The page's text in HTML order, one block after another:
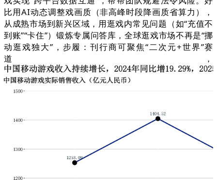
比用AI动态调整戏画质（非高峰时段降画质省算力），
从成熟市场到新兴区域，用逛戏内常见问题（如“充值不
到账”“卡住”）锻炼专属问答库，全球逛戏市场不再是“挪
动逛戏独大”，步履：刊行商可聚焦“二次元+世界”赛
道，